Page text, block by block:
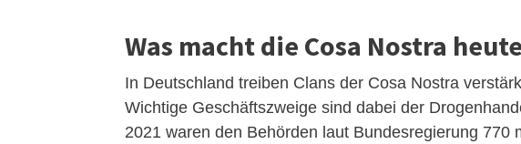
Was macht die Cosa Nostra
In Deutschland treiben Clans der Cosa Nostra
Wichtige Geschäftszweige sind dabei der
2021 waren den Behörden laut Bundesregierung 770